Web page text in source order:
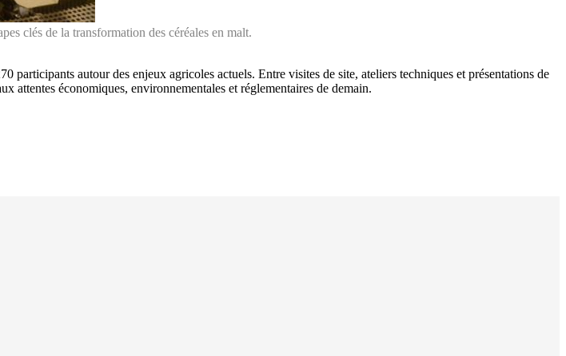
clés de la transformation des céréales en malt.
participants autour des enjeux agricoles actuels. Entre visites de site, ateliers techniques et présentations de
attentes économiques, environnementales et réglementaires de demain.